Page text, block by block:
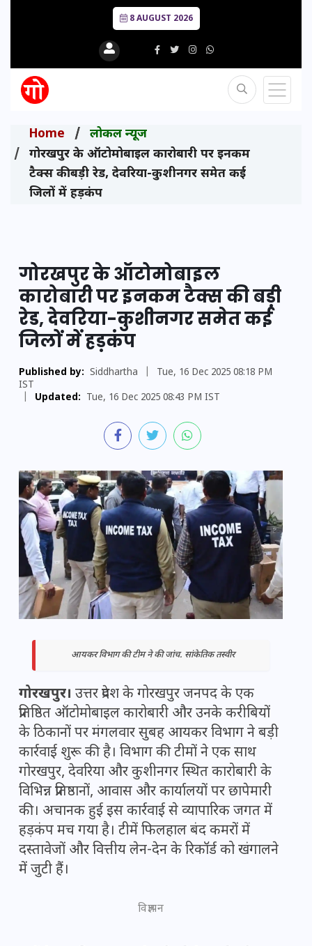
8 AUGUST 2026
Home
लोकल न्यूज
गोरखपुर के ऑटोमोबाइल कारोबारी पर इनकम
टैक्स की बड़ी रेड, देवरिया-कुशीनगर समेत कई
जिलों में हड़कंप
गोरखपुर के ऑटोमोबाइल
कारोबारी पर इनकम टैक्स की बड़ी
रेड, देवरिया-कुशीनगर समेत कई
जिलों में हड़कंप
Published by: Siddhartha
Tue, 16 Dec 2025 08:18 PM
IST
Updated: Tue, 16 Dec 2025 08:43 PM IST
आयकर विभाग की टीम ने की जांच. सांकेतिक तस्वीर
गोरखपुर। उत्तर प्रदेश के गोरखपुर जनपद के एक
प्रतिष्ठित ऑटोमोबाइल कारोबारी और उनके करीबियों
के ठिकानों पर मंगलवार सुबह आयकर विभाग ने बड़ी
कार्रवाई शुरू की है। विभाग की टीमों ने एक साथ
गोरखपुर, देवरिया और कुशीनगर स्थित कारोबारी के
विभिन्न प्रतिष्ठानों, आवास और कार्यालयों पर छापेमारी
की। अचानक हुई इस कार्रवाई से व्यापारिक जगत में
हड़कंप मच गया है। टीमें फिलहाल बंद कमरों में
दस्तावेजों और वित्तीय लेन-देन के रिकॉर्ड को खंगालने
में जुटी हैं।
विज्ञापन